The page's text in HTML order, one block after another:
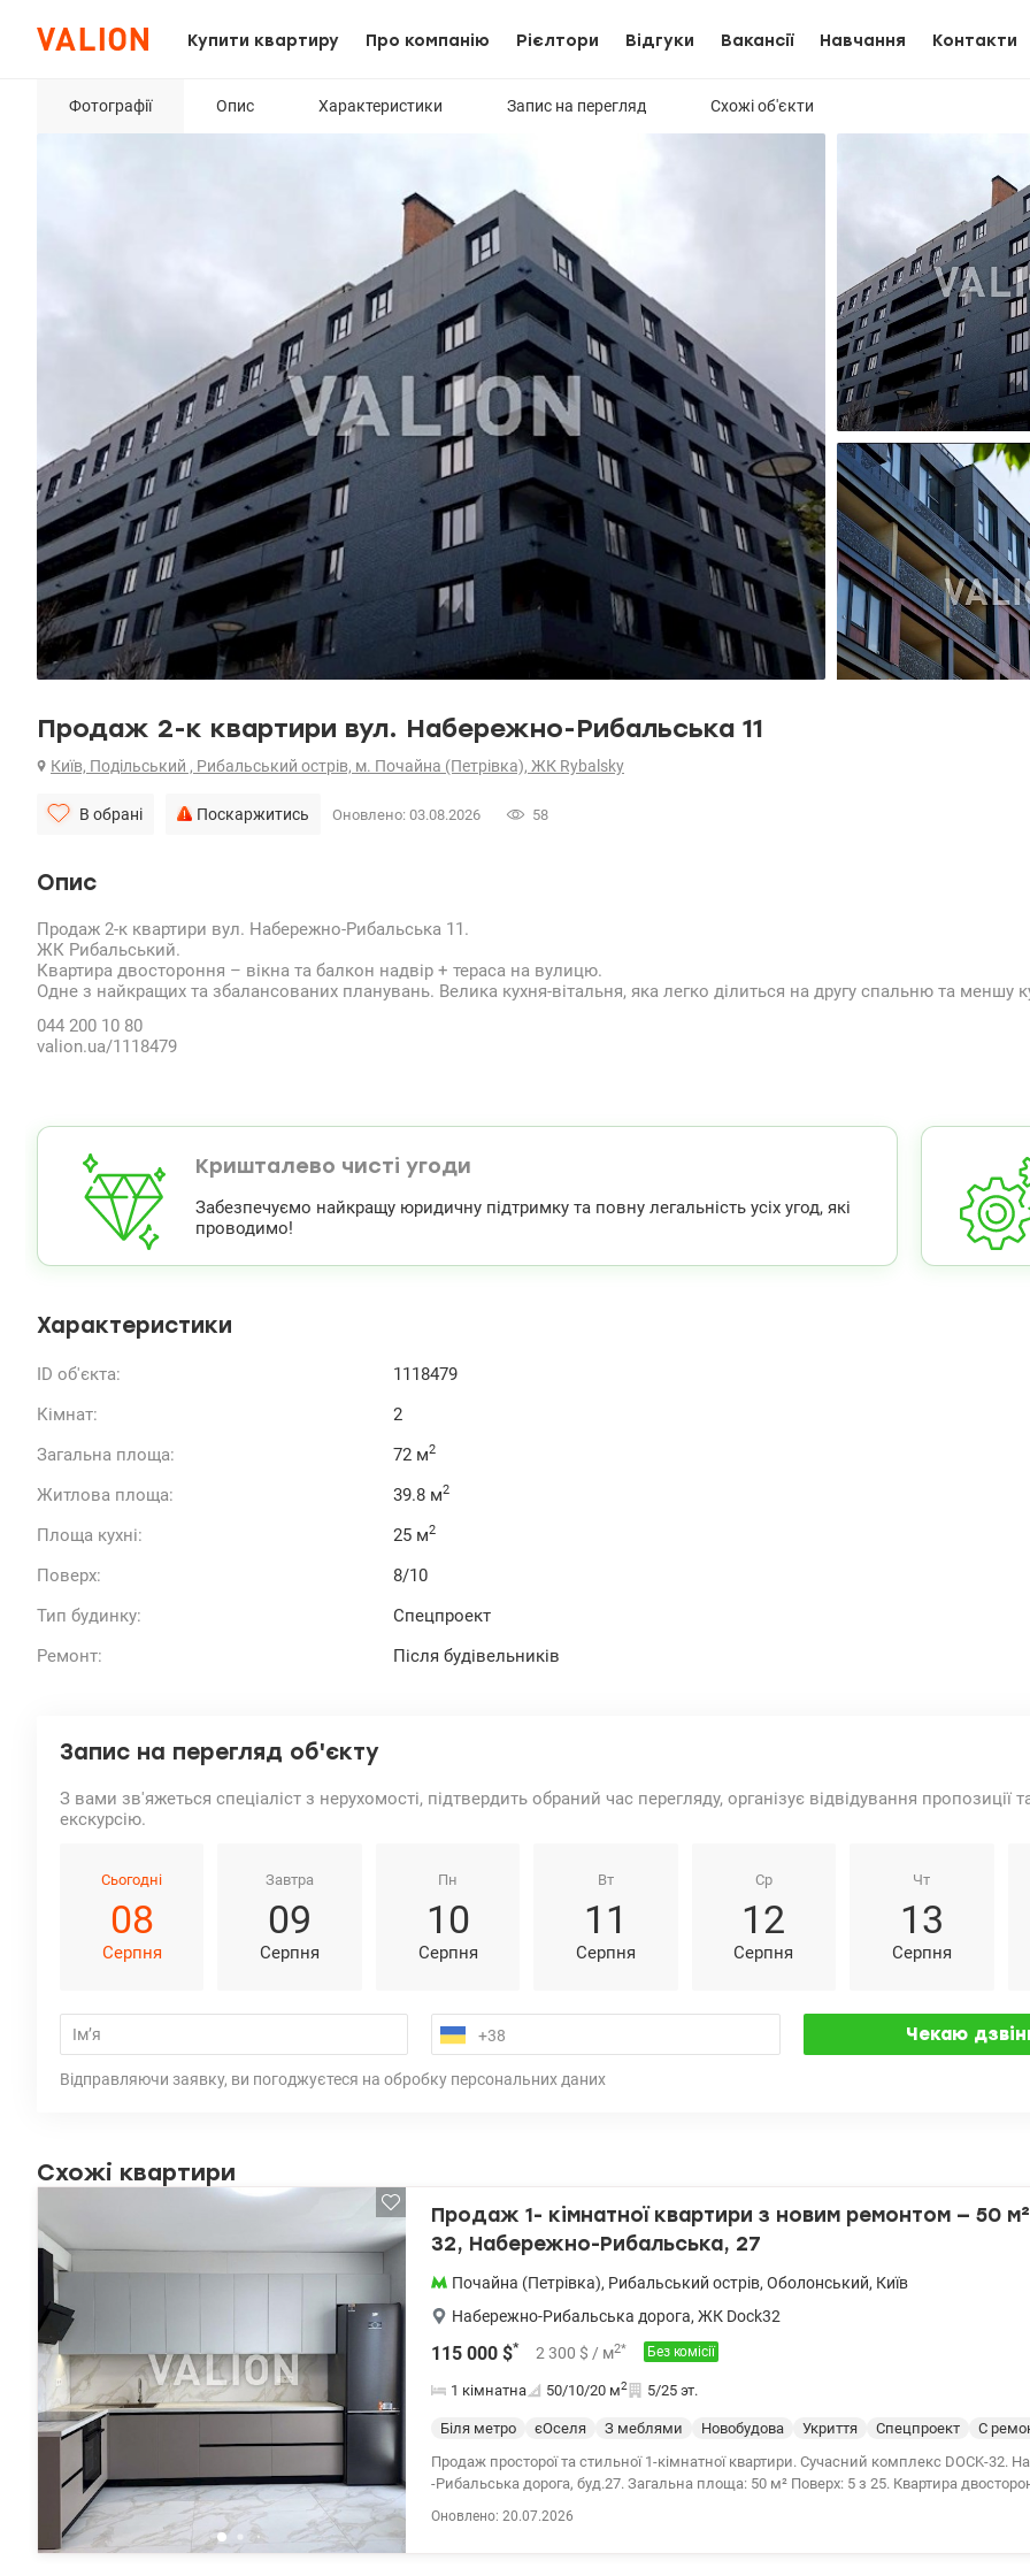
Купити квартиру Про компанію Рієлтори Відгуки Вакансії Навчання Контакти
Фотографії Опис Характеристики Запис на перегляд Схожі об'єкти
Продаж 2-к квартири вул. Набережно-Рибальська 11
Київ, Подільський , Рибальський острів, м. Почайна (Петрівка), ЖК Rybalsky
В обрані Поскаржитись Оновлено: 03.08.2026 58
Опис
Продаж 2-к квартири вул. Набережно-Рибальська 11.
ЖК Рибальський.
Квартира двостороння – вікна та балкон надвір + тераса на вулицю.
Одне з найкращих та збалансованих планувань. Велика кухня-вітальня, яка легко ділиться на другу спальню та меншу
044 200 10 80
valion.ua/1118479
Кришталево чисті угоди
Забезпечуємо найкращу юридичну підтримку та повну легальність усіх угод, які
проводимо!
Характеристики
ID об'єкта:
1118479
Кімнат:
2
Загальна площа:
72 м2
Житлова площа: 39.8 м2
Площа кухні: 25 м2
Поверх:
8/10
Тип будинку:
Спецпроект
Ремонт:
Після будівельників
Запис на перегляд об'єкту
З вами зв'яжеться спеціаліст з нерухомості, підтвердить обраний час перегляду, організує відвідування пропозиції
екскурсію.
Сьогодні
08
Серпня
Завтра
09
Серпня
Пн
10
Серпня
Вт
11
Серпня
Ср
12
Серпня
Чт
13
Серпня
Відправляючи заявку, ви погоджуєтеся на обробку персональних даних
Схожі квартири
Продаж 1- кімнатної квартири з новим ремонтом — 50
32, Набережно-Рибальська, 27
Почайна (Петрівка), Рибальський острів, Оболонський, Київ
Набережно-Рибальська дорога, ЖК Dock32
115 000 $* 2 300 $ / м2* Без комісії
1 кімнатна 50/10/20 м2 5/25 эт.
Біля метро єОселя З меблями Новобудова Укриття Спецпроект
С
Продаж просторої та стильної 1-кімнатної квартири. Сучасний комплекс DOCK-32. Набережно
-Рибальська дорога, буд.27. Загальна площа: 50 м² Поверх: 5 з 25. Квартира
Оновлено: 20.07.2026